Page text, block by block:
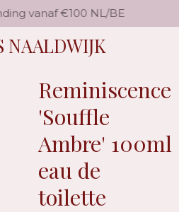
NAALDWIJK
vanaf €100 NL/BE
Reminiscence
'Souffle
Ambre' 100ml
eau de
toilette